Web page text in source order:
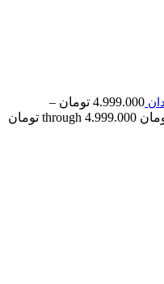
4.999.000 تومان –